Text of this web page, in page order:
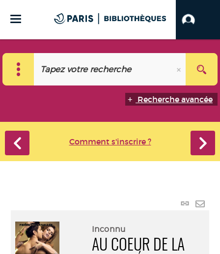
Recherche avancée
Comment s'inscrire ?
Lien
Inconnu
AU COEUR DE LA